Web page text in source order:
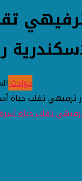
حوادثالسبت
تقلب حياة